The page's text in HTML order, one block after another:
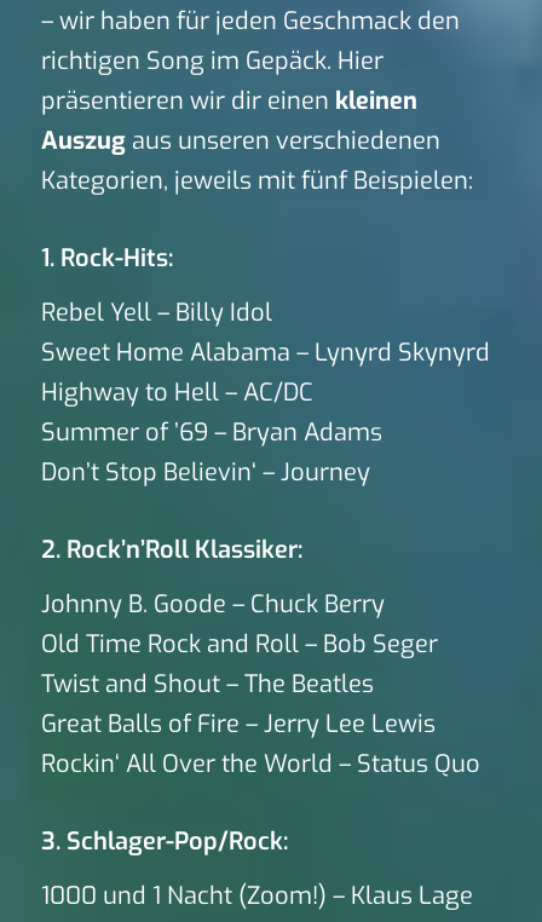
– wir haben für jeden Geschmack den
richtigen Song im Gepäck. Hier
präsentieren wir dir einen kleinen
Auszugaus unseren verschiedenen
Kategorien, jeweils mit fünf Beispielen:
1. Rock-Hits:
Rebel Yell – Billy Idol
Sweet Home Alabama – Lynyrd Skynyrd
Highway to Hell – AC/DC
Summer of ’69 – Bryan Adams
Don’t Stop Believin‘ – Journey
2. Rock’n’Roll Klassiker:
Johnny B. Goode – Chuck Berry
Old Time Rock and Roll – Bob Seger
Twist and Shout – The Beatles
Great Balls of Fire – Jerry Lee Lewis
Rockin‘ All Over the World – Status Quo
3. Schlager-Pop/Rock:
1000 und 1 Nacht (Zoom!) – Klaus Lage